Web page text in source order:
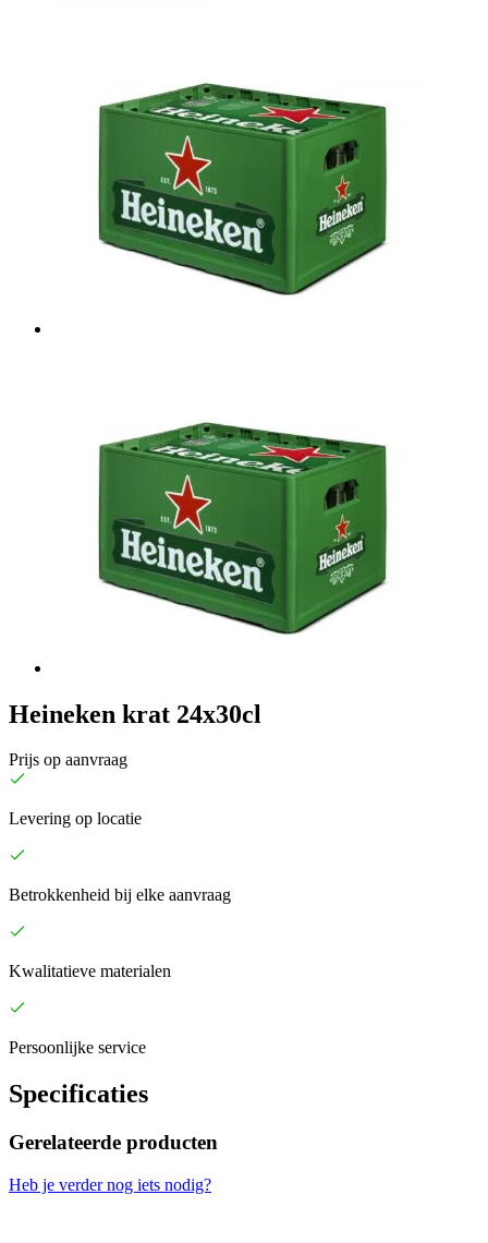
Heineken krat 24x30cl
Prijs op aanvraag
Levering op locatie
Betrokkenheid bij elke aanvraag
Kwalitatieve materialen
Persoonlijke service
Specificaties
Gerelateerde producten
Heb je verder nog iets nodig?